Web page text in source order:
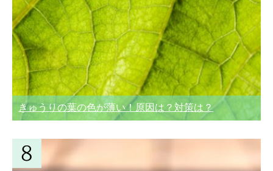
きゅうりの葉の色が薄い！原因は？対策は？